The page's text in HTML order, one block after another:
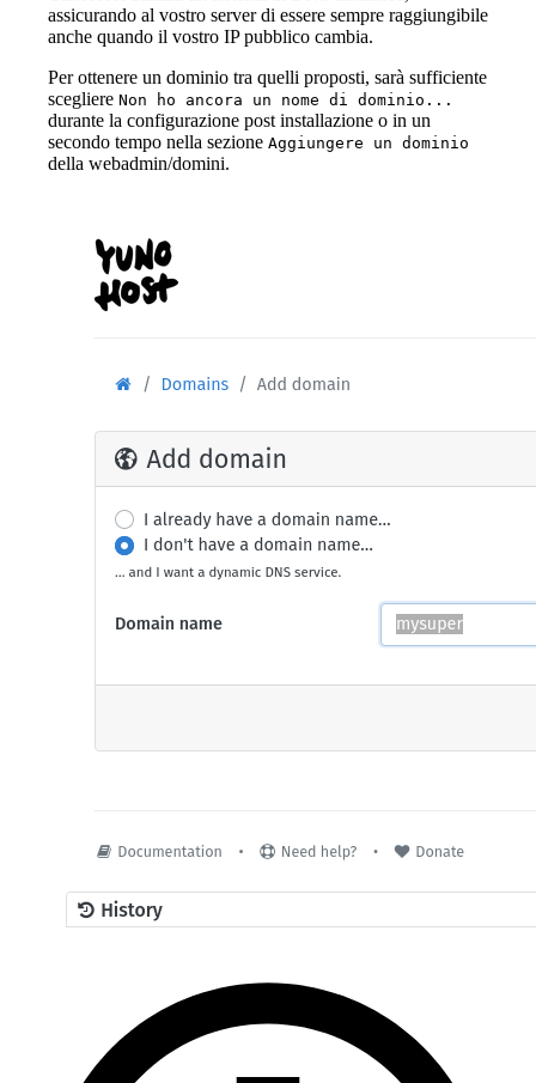
assicurando al vostro server di essere sempre raggiungibile
anche quando il vostro IP pubblico cambia.
Per ottenere un dominio tra quelli proposti, sarà sufficiente
scegliere Non ho ancora un nome di dominio...
durante la configurazione post installazione o in un
secondo tempo nella sezione Aggiungere un dominio
della webadmin/domini.